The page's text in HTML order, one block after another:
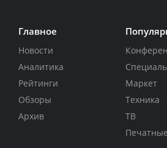
Главное
Новости
Аналитика
Рейтинги
Обзоры
Архив
Маркет
Техника
ТВ